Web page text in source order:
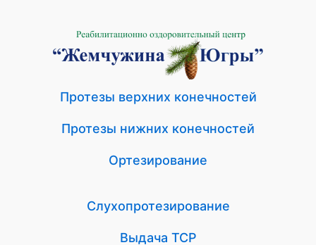
Протезы верхних конечностей
Протезы нижних конечностей
Ортезирование
Слухопротезирование
Выдача ТСР